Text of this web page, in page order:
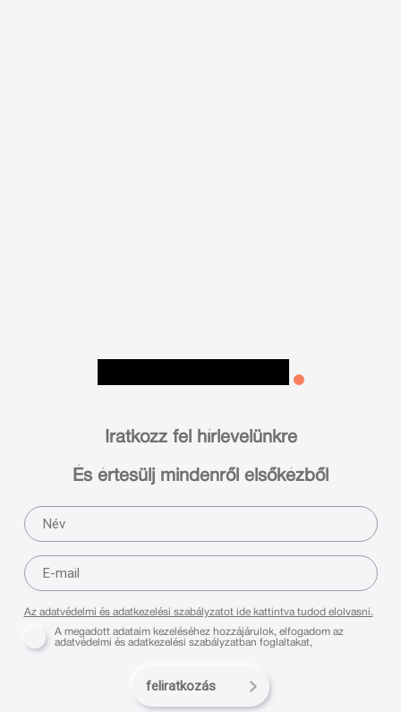
Iratkozz fel hírlevelünkre
És értesülj mindenről elsőkézből
Az adatvédelmi és adatkezelési szabályzatot ide kattintva tudod elolvasni.
A megadott adataim kezeléséhez hozzájárulok, elfogadom az
adatvédelmi és adatkezelési szabályzatban foglaltakat,
feliratkozás